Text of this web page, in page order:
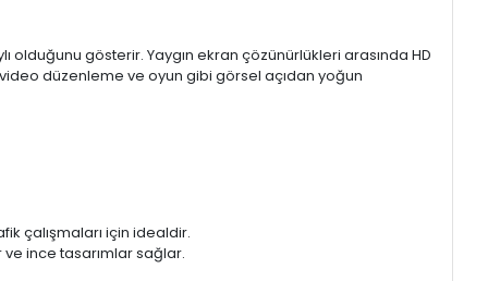
olduğunu gösterir. Yaygın ekran çözünürlükleri arasında HD
video düzenleme ve oyun gibi görsel açıdan yoğun
çalışmaları için idealdir.
ince tasarımlar sağlar.